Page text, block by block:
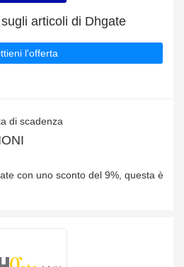
articoli di Dhgate
l'offerta
di scadenza
con uno sconto del 9%, questa è